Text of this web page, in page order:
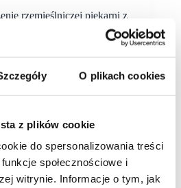
O plikach cookies
z plików cookie
do spersonalizowania treści
społecznościowe i
witrynie. Informacje o tym, jak
rzemieślniczej piekarni z
Na debiut formatu
gdzie powstała